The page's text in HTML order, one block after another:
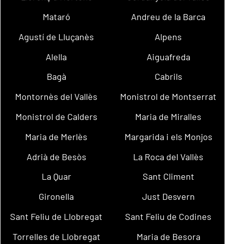
Mataró
Andreu de la Barca
Agustí de Lluçanès
Alpens
Alella
Aiguafreda
Bagà
Cabrils
Montornès del Vallès
Monistrol de Montserrat
Monistrol de Calders
Maria de Miralles
Maria de Merlès
Margarida i els Monjos
Adrià de Besòs
La Roca del Vallès
La Quar
Sant Climent
Gironella
Just Desvern
Sant Feliu de Llobregat
Sant Feliu de Codines
Torrelles de Llobregat
Maria de Besora